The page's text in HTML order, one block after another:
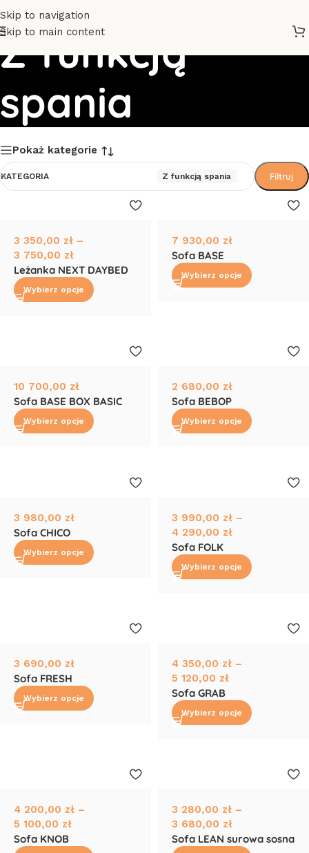
Skip to navigation
Skip to main content
Z funkcją
spania
Pokaż kategorie
KATEGORIA Z funkcją spania Filtruj
3 350,00 zł –
3 750,00 zł
Leżanka NEXT DAYBED
Wybierz opcje
7 930,00 zł
Sofa BASE
Wybierz opcje
10 700,00 zł
Sofa BASE BOX BASIC
Wybierz opcje
2 680,00 zł
Sofa BEBOP
Wybierz opcje
3 980,00 zł
Sofa CHICO
Wybierz opcje
3 990,00 zł –
4 290,00 zł
Sofa FOLK
Wybierz opcje
3 690,00 zł
Sofa FRESH
Wybierz opcje
4 350,00 zł –
5 120,00 zł
Sofa GRAB
Wybierz opcje
4 200,00 zł –
5 100,00 zł
Sofa KNOB
3 280,00 zł –
3 680,00 zł
Sofa LEAN surowa sosna